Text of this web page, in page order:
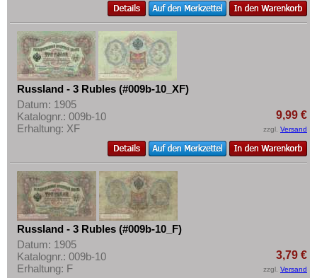
Russland - 3 Rubles (#009b-10_XF)
Datum: 1905
Katalognr.: 009b-10
Erhaltung: XF
9,99 €
zzgl. Versand
Russland - 3 Rubles (#009b-10_F)
Datum: 1905
Katalognr.: 009b-10
Erhaltung: F
3,79 €
zzgl. Versand